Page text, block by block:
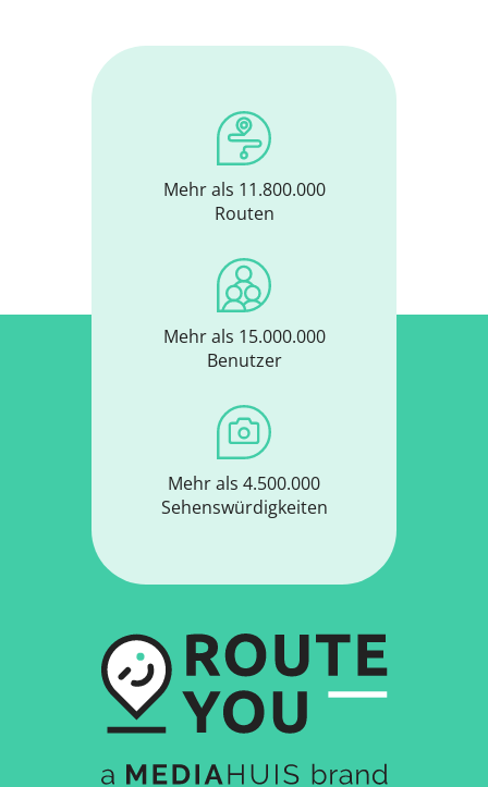
Mehr als 11.800.000
Routen
Mehr als 15.000.000
Benutzer
Mehr als 4.500.000
Sehenswürdigkeiten